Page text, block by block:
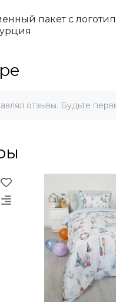
пакет с
отзывы. Будьте